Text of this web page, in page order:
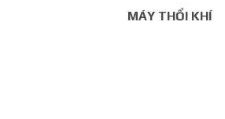
MÁY THỔI KHÍ